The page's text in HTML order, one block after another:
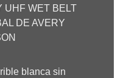
UHF WET BELT
DE AVERY
blanca sin